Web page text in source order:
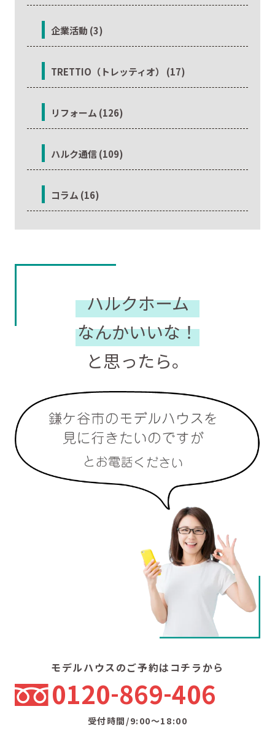
企業活動 (3)
TRETTIO（トレッティオ） (17)
リフォーム (126)
ハルク通信 (109)
コラム (16)
ハルクホーム
なんかいいな！
と思ったら。
モデルハウスのご予約はコチラから
0120 869 406
受付時間/9:00〜18:00